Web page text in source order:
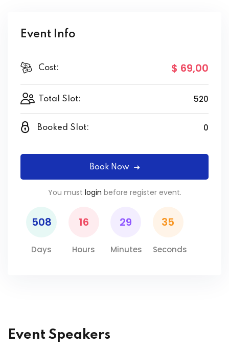
Event Info
Cost: $ 69,00
Total Slot: 520
Booked Slot: 0
Book Now
You must login before register event.
508
Days
16
Hours
29
Minutes
35
Seconds
Event Speakers